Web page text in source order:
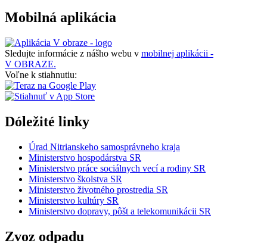
Mobilná aplikácia
Sledujte informácie z nášho webu v mobilnej aplikácii -
V OBRAZE.
Voľne k stiahnutiu:
Dóležité linky
Úrad Nitrianskeho samosprávneho kraja
Ministerstvo hospodárstva SR
Ministerstvo práce sociálnych vecí a rodiny SR
Ministerstvo školstva SR
Ministerstvo životného prostredia SR
Ministerstvo kultúry SR
Ministerstvo dopravy, pôšt a telekomunikácii SR
Zvoz odpadu